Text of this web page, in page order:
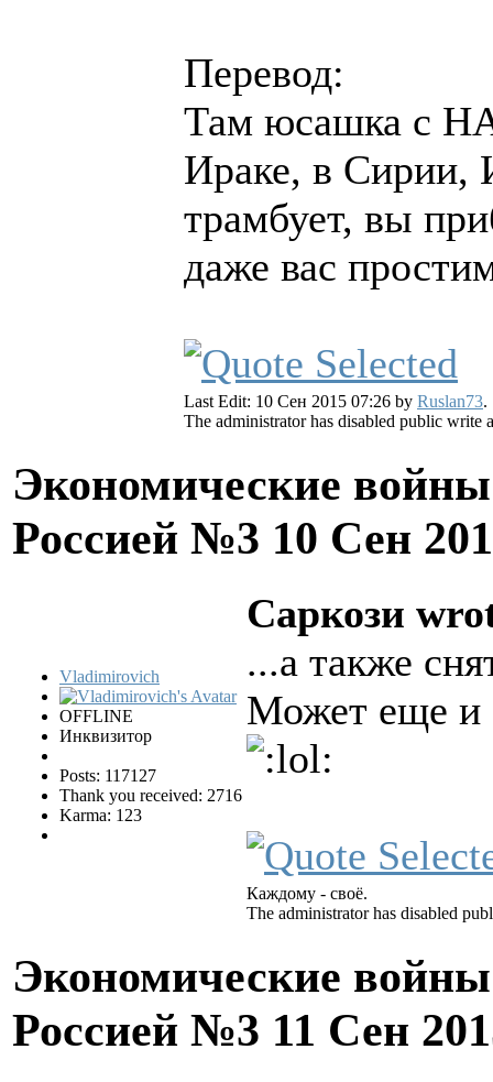
Перевод:
Там юсашка с
Ираке, в Сирии,
трамбует, вы
даже вас
Last Edit: 10 Сен 2015 07:26 by Ruslan73.
The administrator has disabled public write
Экономические
Россией №3 10 Сен
Vladimirovich
OFFLINE
Инквизитор
Posts: 117127
Thank you received: 2716
Karma: 123
Саркози
...а также
Может еще и
Каждому - своё.
The administrator has disabled
Экономические
Россией №3 11 Сен